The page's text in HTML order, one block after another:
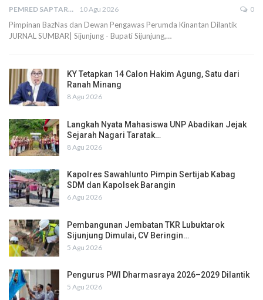
PEMRED SAPTARIUS 10 Agu 2026 0
Pimpinan BazNas dan Dewan Pengawas Perumda Kinantan Dilantik
JURNAL SUMBAR| Sijunjung - Bupati Sijunjung,…
KY Tetapkan 14 Calon Hakim Agung, Satu dari
Ranah Minang
8 Agu 2026
Langkah Nyata Mahasiswa UNP Abadikan Jejak
Sejarah Nagari Taratak…
8 Agu 2026
Kapolres Sawahlunto Pimpin Sertijab Kabag
SDM dan Kapolsek Barangin
6 Agu 2026
Pembangunan Jembatan TKR Lubuktarok
Sijunjung Dimulai, CV Beringin…
5 Agu 2026
Pengurus PWI Dharmasraya 2026–2029 Dilantik
5 Agu 2026